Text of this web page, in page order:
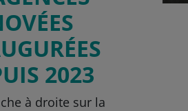
2023
à droite sur la